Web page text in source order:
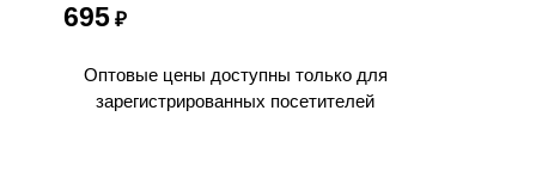
695 ₽
Оптовые цены доступны только для
зарегистрированных посетителей